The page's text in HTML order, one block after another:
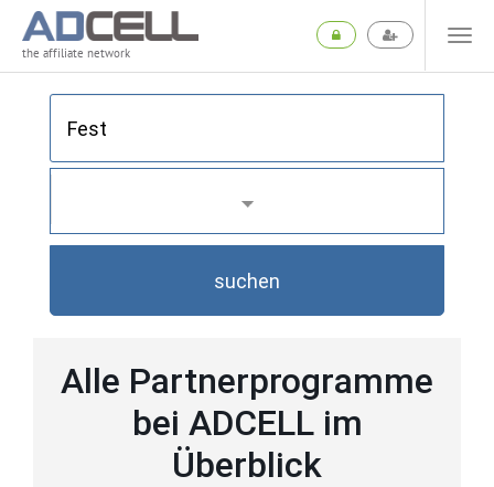
the affiliate network
suchen
Alle Partnerprogramme
bei ADCELL im
Überblick